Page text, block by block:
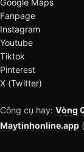
Google Maps
Fanpage
Instagram
Youtube
Tiktok
Pinterest
X (Twitter)
Công cụ hay: Vòng
Maytinhonline.app